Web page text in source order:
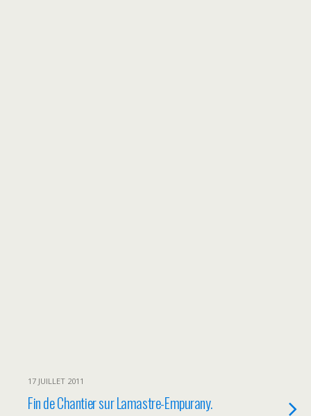
17 JUILLET 2011
Fin de Chantier sur Lamastre-Empurany.